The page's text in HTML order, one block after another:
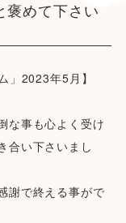
褒めて下さい
」2023年5月】
な事も心よく受け
合い下さいまし
謝で終える事がで